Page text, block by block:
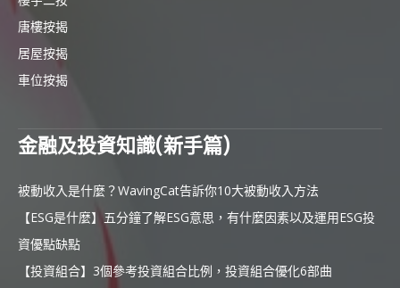
唐樓按揭
居屋按揭
車位按揭
金融及投資知識(新手篇)
被動收入是什麼？WavingCat告訴你10大被動收入方法
【ESG是什麼】五分鐘了解ESG意思，有什麼因素以及運用ESG投
資優點缺點
【投資組合】3個參考投資組合比例，投資組合優化6部曲